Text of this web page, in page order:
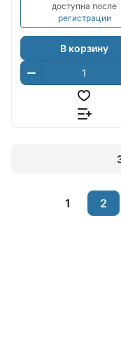
доступна после
регистрации
В корзину
1 2